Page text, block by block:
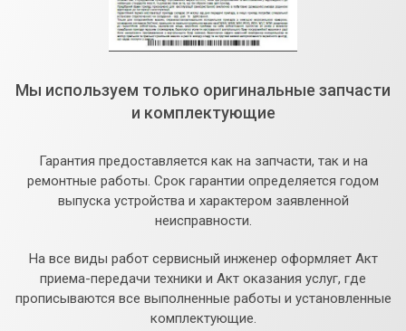
Мы используем только оригинальные запчасти
и комплектующие
Гарантия предоставляется как на запчасти, так и на
ремонтные работы. Срок гарантии определяется годом
выпуска устройства и характером заявленной
неисправности.
На все виды работ сервисный инженер оформляет Акт
приема-передачи техники и Акт оказания услуг, где
прописываются все выполненные работы и установленные
комплектующие.